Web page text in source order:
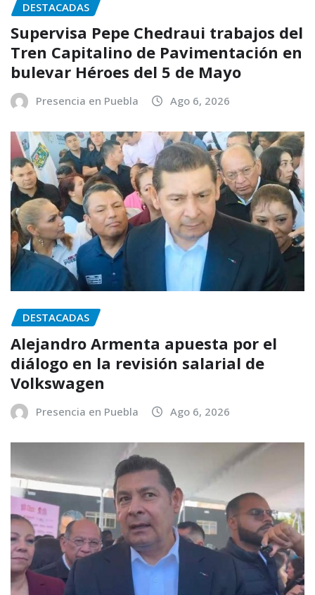
DESTACADAS
Supervisa Pepe Chedraui trabajos del
Tren Capitalino de Pavimentación en
bulevar Héroes del 5 de Mayo
Presencia en Puebla Ago 6, 2026
DESTACADAS
Alejandro Armenta apuesta por el
diálogo en la revisión salarial de
Volkswagen
Presencia en Puebla Ago 6, 2026